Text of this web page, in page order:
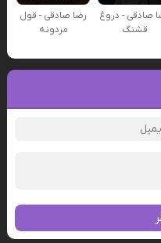
صادقی - دروغ
قشنگ
رضا صادقی - قول
مردونه